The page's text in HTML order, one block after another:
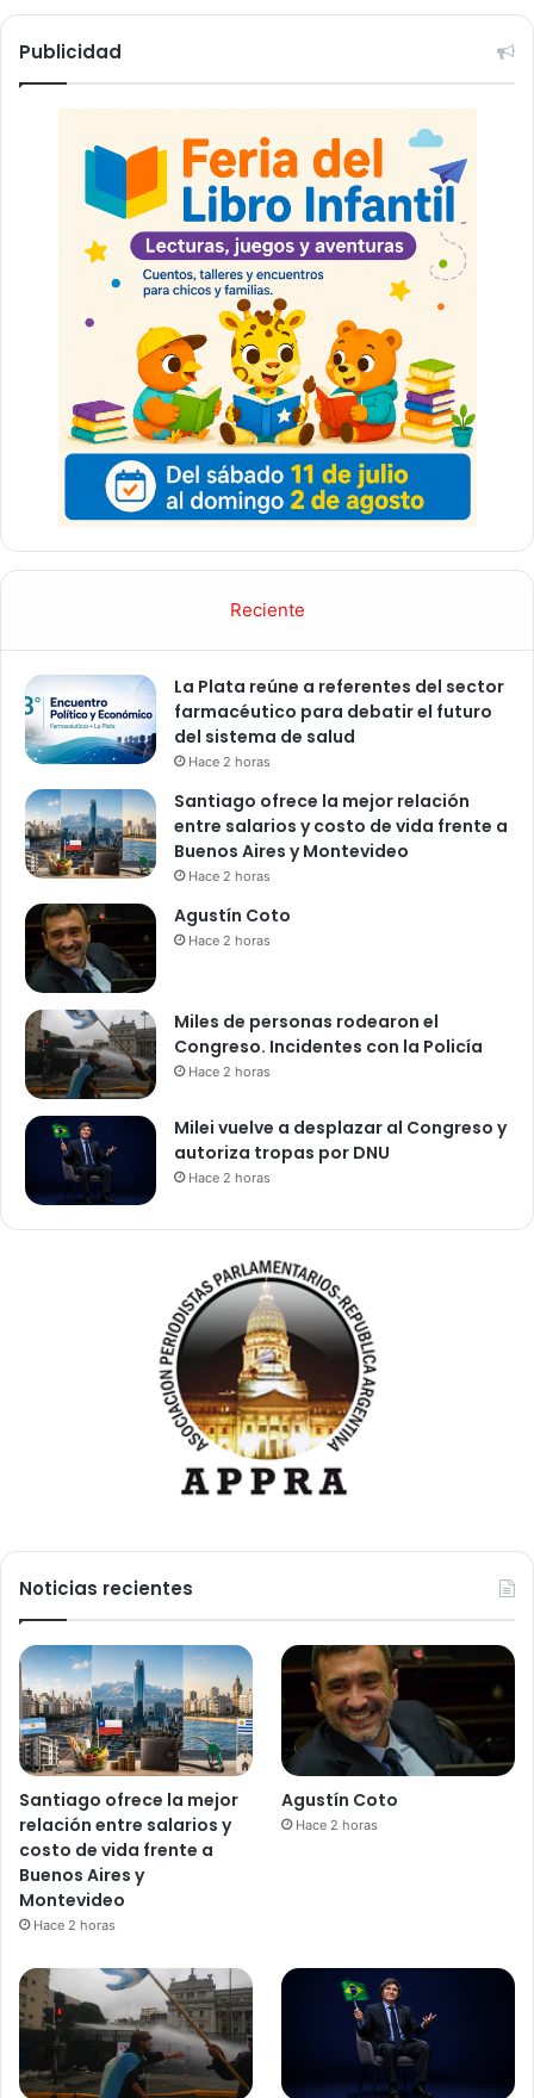
Publicidad
Reciente
La Plata reúne a referentes del sector
farmacéutico para debatir el futuro
del sistema de salud
Hace 2 horas
Santiago ofrece la mejor relación
entre salarios y costo de vida frente a
Buenos Aires y Montevideo
Hace 2 horas
Agustín Coto
Hace 2 horas
Miles de personas rodearon el
Congreso. Incidentes con la Policía
Hace 2 horas
Milei vuelve a desplazar al Congreso y
autoriza tropas por DNU
Hace 2 horas
Noticias recientes
Santiago ofrece la mejor
relación entre salarios y
costo de vida frente a
Buenos Aires y
Montevideo
Hace 2 horas
Agustín Coto
Hace 2 horas